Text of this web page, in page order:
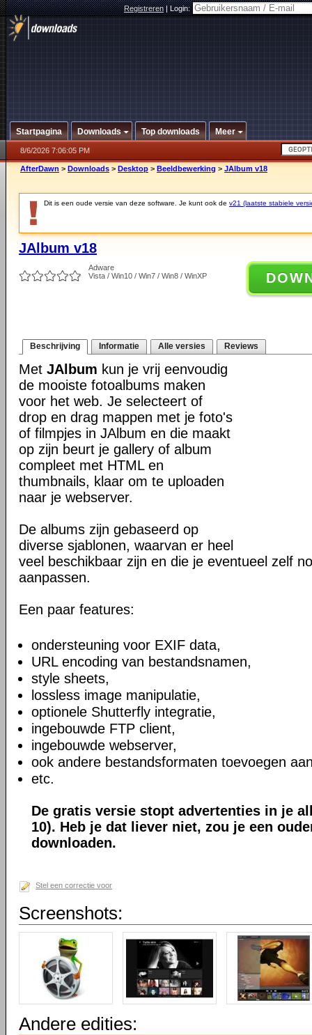
Registreren|Login:
Startpagina Downloads Top downloads Meer
8/6/2026 7:06:05 PM
AfterDawn > Downloads > Desktop > Beeldbewerking > JAlbum v18
Dit is een oude versie van deze software. Je kunt ook de v21 (laatste stabiele
JAlbum v18
Adware
Vista / Win10 / Win7 / Win8 / WinXP
Beschrijving Informatie Alle versies Reviews
Met JAlbum kun je vrij eenvoudig
de mooiste fotoalbums maken
voor het web. Je selecteert of
drop en drag mappen met je foto's
of filmpjes in JAlbum en die maakt
op zijn beurt je gallery of album
compleet met HTML en
thumbnails, klaar om te uploaden
naar je webserver.
De albums zijn gebaseerd op
diverse sjablonen, waarvan er heel
veel beschikbaar zijn en die je eventueel zelf
aanpassen.
Een paar features:
ondersteuning voor EXIF data,
URL encoding van bestandsnamen,
style sheets,
lossless image manipulatie,
optionele Shutterfly integratie,
ingebouwde FTP client,
ingebouwde webserver,
ook andere bestandsformaten toevoegen
etc.
De gratis versie stopt advertenties in je
10). Heb je dat liever niet, zou je een
downloaden.
Stel een correctie voor
Screenshots:
Andere edities: